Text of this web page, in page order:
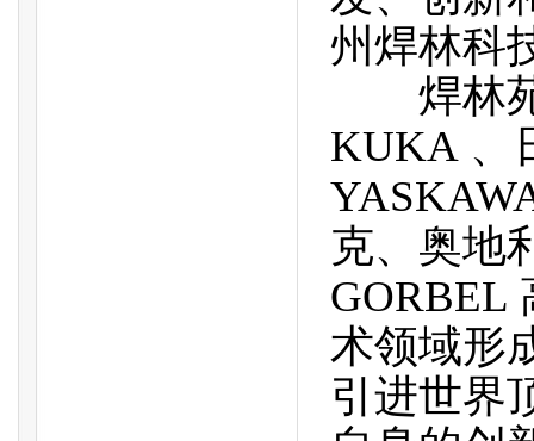
州焊林科
焊林苑
KUKA 、
克、奥地
GORBEL
术领域形
引进世界